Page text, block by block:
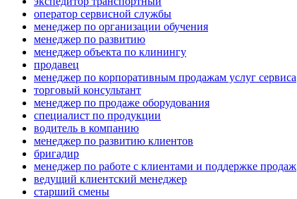
оператор сервисной службы
менеджер по организации обучения
менеджер по развитию
менеджер объекта по клинингу
продавец
менеджер по корпоративным продажам услуг сервиса
торговый консультант
менеджер по продаже оборудования
специалист по продукции
водитель в компанию
менеджер по развитию клиентов
бригадир
менеджер по работе с клиентами и поддержке продаж
ведущий клиентский менеджер
старший смены